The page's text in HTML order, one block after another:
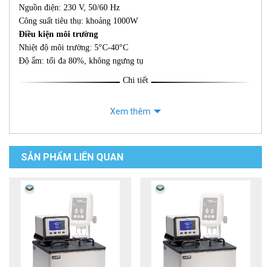
Nguồn điện: 230 V, 50/60 Hz
Công suất tiêu thụ: khoảng 1000W
Điều kiện môi trường
Nhiệt độ môi trường: 5°C-40°C
Độ ẩm: tối đa 80%, không ngưng tụ
Chi tiết
Xem thêm
SẢN PHẨM LIÊN QUAN